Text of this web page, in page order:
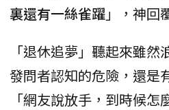
裏還有一絲雀躍」，神回
「退休追夢」聽起來雖
發問者認知的危險，還是
「網友說放手，到時候